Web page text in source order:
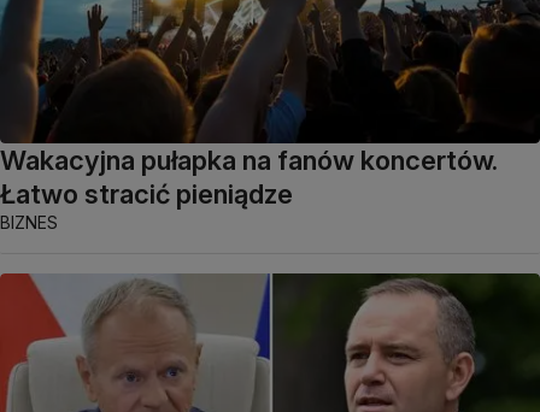
Wakacyjna pułapka na fanów koncertów.
Łatwo stracić pieniądze
BIZNES